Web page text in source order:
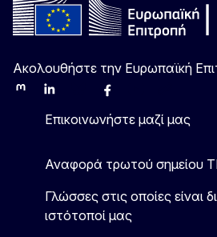
Ακολουθήστε την Ευρωπαϊκή
MastodonLinkedInBlueskyFacebook
Επικοινωνήστε μαζί μας
Αναφορά τρωτού σημείου
Γλώσσες στις οποίες είναι
ιστότοποί μας